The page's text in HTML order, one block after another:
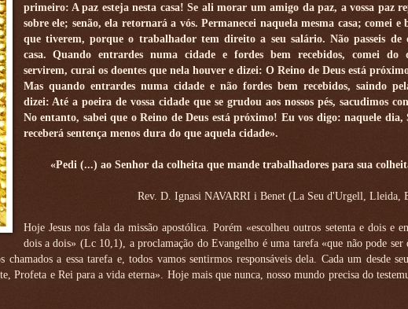
primeiro: A paz esteja nesta casa! Se ali morar um amigo da paz, a vossa paz
sobre ele; senão, ela retornará a vós. Permanecei naquela mesma casa; comei e
que tiverem, porque o trabalhador tem direito a seu salário. Não passeis de
casa. Quando entrardes numa cidade e fordes bem recebidos, comei do
servirem, curai os doentes que nela houver e dizei: O Reino de Deus está
Mas quando entrardes numa cidade e não fordes bem recebidos, saindo
dizei: Até a poeira de vossa cidade que se grudou aos nossos pés, sacudimos
No entanto, sabei que o Reino de Deus está próximo! Eu vos digo: naquele dia,
receberá sentença menos dura do que aquela cidade».
«Pedi (...) ao Senhor da colheita que mande trabalhadores para sua
Rev. D. Ignasi NAVARRI i Benet (La Seu d'Urgell, Lleida,
Hoje Jesus nos fala da missão apostólica. Porém «escolheu outros setenta e dois e
dois a dois» (Lc 10,1), a proclamação do Evangelho é uma tarefa «que não pode ser
a essa tarefa e, todos vamos sentirmos responsáveis dela. Cada um desde
Profeta e Rei para a vida eterna». Hoje mais que nunca, nosso mundo precisa do